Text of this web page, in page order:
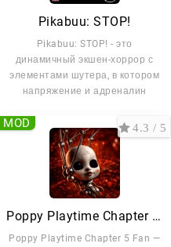
Pikabuu: STOP!
Pikabuu: STOP! - это
динамичный экшен-хоррор с
элементами шутера, в котором
напряжение и адреналин
Poppy Playtime Chapter 5 Fan
Poppy Playtime Chapter 5 Fan —
4.3 / 5
MOD